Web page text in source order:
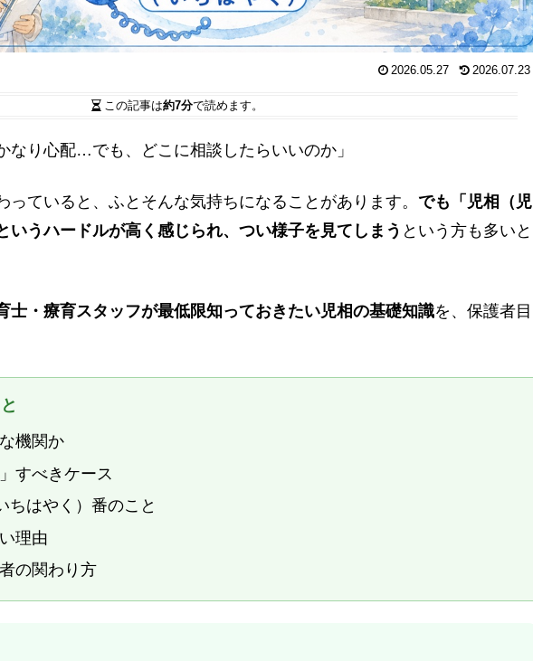
2026.05.27 2026.07.23
この記事は約7分で読めます。
なり心配…でも、どこに相談したらいいのか」
っていると、ふとそんな気持ちになることがあります。 でも「児相（児
いうハードルが高く感じられ、つい様子を見てしまう という方も多いと
士・療育スタッフが最低限知っておきたい児相の基礎知識を、保護者目
機関か
すべきケース
ちはやく）番のこと
理由
の関わり方